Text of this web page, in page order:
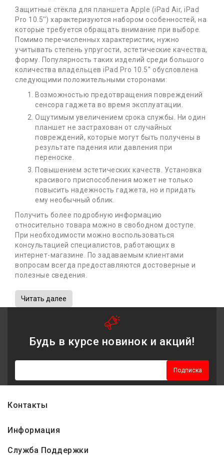
Защитные стёкла для планшета Apple (iPad Air, iPad
Pro 10.5'') характеризуются набором особенностей, на
которые требуется обращать внимание при выборе.
Помимо перечисленных характеристик, нужно
учитывать степень упругости, эстетические качества,
форму. Популярность таких изделий среди большого
количества владельцев iPad Pro 10.5'' обусловлена
следующими положительными сторонами:
Возможностью предотвращения повреждений
сенсора гаджета во время эксплуатации.
Ощутимым увеличением срока службы. Ни один
планшет не застрахован от случайных
повреждений, которые могут быть получены в
результате падения или давления при
переноске.
Повышением эстетических качеств. Установка
красивого приспособления может не только
повысить надежность гаджета, но и придать
ему необычный облик.
Получить более подробную информацию
относительно товара можно в свободном доступе.
При необходимости можно воспользоваться
консультацией специалистов, работающих в
интернет-магазине. По задаваемым клиентами
вопросам всегда предоставляются достоверные и
полезные сведения.
Читать далее
Будь в курсе новинок и акций!
Подписка
Контакты
Информация
Служба Поддержки